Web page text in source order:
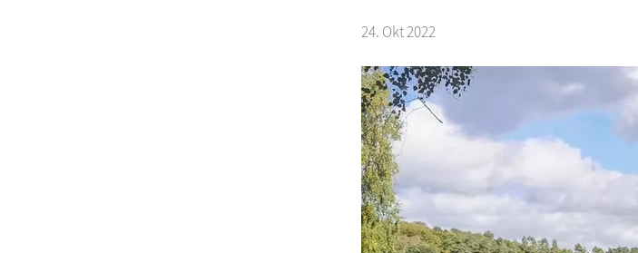
24. Okt 2022